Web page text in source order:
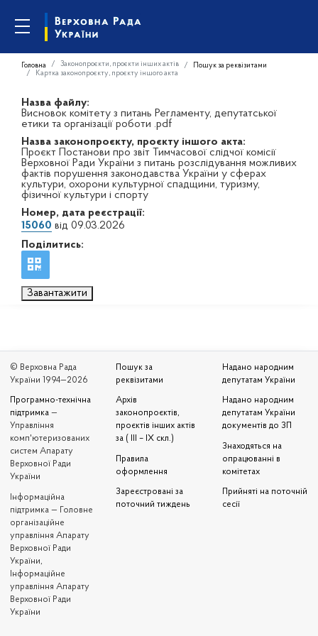
Головна Законопроєкти, проєкти інших актів
Пошук за реквізитами
Картка законопроєкту, проєкту іншого акта
Назва файлу:
Висновок комітету з питань Регламенту, депутатської
етики та організації роботи .pdf
Назва законопроєкту, проєкту іншого акта:
Проєкт Постанови про звіт Тимчасової слідчої комісії
Верховної Ради України з питань розслідування можливих
фактів порушення законодавства України у сферах
культури, охорони культурної спадщини, туризму,
фізичної культури і спорту
Номер, дата реєстрації:
15060 від 09.03.2026
Поділитись:
Завантажити
© Верховна Рада
України 1994—2026
Програмно-технічна
підтримка —
Управління
комп'ютеризованих
систем Апарату
Верховної Ради
України
Iнформаційна
підтримка — Головне
організаційне
управління Апарату
Верховної Ради
України,
Інформаційне
управління Апарату
Верховної Ради
України
Пошук за
реквізитами
Архів
законопроєктів,
проєктів інших актів
за ( III – IX скл.)
Правила
оформлення
Зареєстровані за
поточний тиждень
Надано народним
депутатам України
Надано народним
депутатам України
документів до ЗП
Знаходяться на
опрацюванні в
комітетах
Прийняті на поточній
сесії